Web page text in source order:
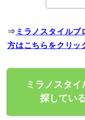
⇒ ミラノスタイルブ
方はこちらをクリッ
ミラノスタ
探してい